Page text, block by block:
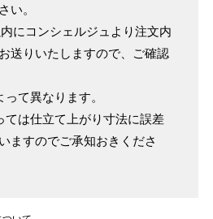
ヒップ目安 身丈
～90cm
～95cm
い。
にコンシェルジュより注文内
送りいたしますので、ご確認
て異なります。
は仕立て上がり寸法に誤差
ますのでご承知おきくださ